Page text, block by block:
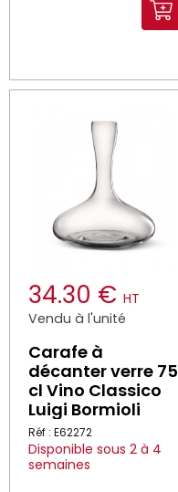
34.30 € HT
Vendu à l'unité
Carafe à
décanter verre 75
cl Vino Classico
Luigi Bormioli
Réf : E62272
Disponible sous 2 à 4
semaines